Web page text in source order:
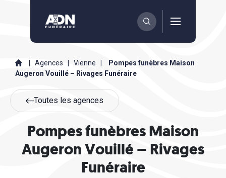
Agences Vienne
Pompes funèbres Maison
Augeron Vouillé – Rivages Funéraire
Toutes les agences
Pompes funèbres Maison
Augeron Vouillé – Rivages
Funéraire